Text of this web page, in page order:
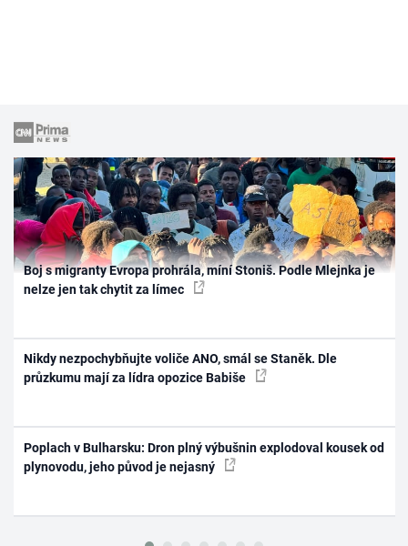
Boj s migranty Evropa prohrála, míní Stoniš. Podle Mlejnka je
nelze jen tak chytit za límec
Nikdy nezpochybňujte voliče ANO, smál se Staněk. Dle
průzkumu mají za lídra opozice Babiše
Poplach v Bulharsku: Dron plný výbušnin explodoval kousek od
plynovodu, jeho původ je nejasný